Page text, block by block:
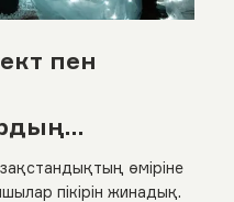
пен
өміріне
пікірін жинадық.